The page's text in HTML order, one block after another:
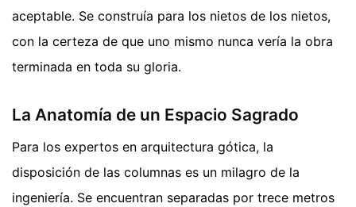
aceptable. Se construía para los nietos de los nietos,
con la certeza de que uno mismo nunca vería la obra
terminada en toda su gloria.
La Anatomía de un Espacio Sagrado
Para los expertos en arquitectura gótica, la
disposición de las columnas es un milagro de la
ingeniería. Se encuentran separadas por trece metros